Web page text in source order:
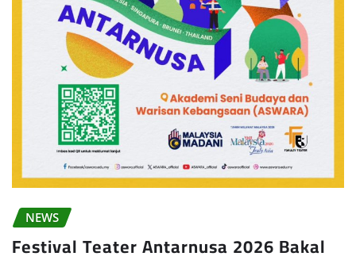
NEWS
Festival Teater Antarnusa 2026 Bakal